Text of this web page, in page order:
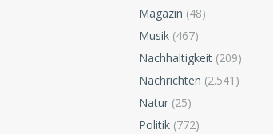
Magazin (48)
Musik (467)
Nachhaltigkeit (209)
Nachrichten (2.541)
Natur (25)
Politik (772)